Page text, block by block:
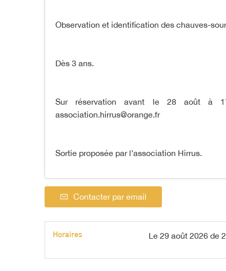
Observation et identification des chauves-
Dès 3 ans.
Sur réservation avant le 28 août à
association.hirrus@orange.fr
Sortie proposée par l’association Hirrus.
Contacter par email
Horaires Le 29 août 2026 de